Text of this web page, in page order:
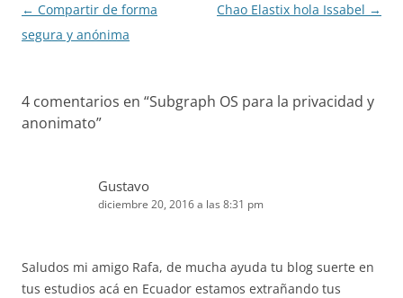
Navegación
de
← Compartir de forma
segura y anónima
Chao Elastix hola Issabel →
4 comentarios en “Subgraph OS para la privacidad y
anonimato”
Gustavo
diciembre 20, 2016 a las 8:31 pm
Saludos mi amigo Rafa, de mucha ayuda tu blog suerte en
tus estudios acá en Ecuador estamos extrañando tus